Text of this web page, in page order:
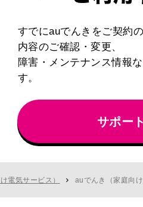
すでにauでんきをご契約
内容のご確認・変更、
障害・メンテナンス情報
す。
サポー
電気サービス） auでんき（家庭向